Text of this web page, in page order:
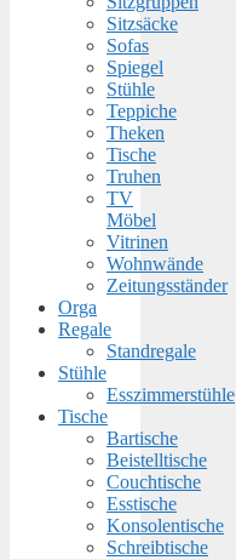
Sitzsäcke
Sofas
Spiegel
Stühle
Teppiche
Theken
Tische
Truhen
TV
Möbel
Vitrinen
Wohnwände
Zeitungsständer
Orga
Regale
Standregale
Stühle
Esszimmerstühle
Tische
Bartische
Beistelltische
Couchtische
Esstische
Konsolentische
Schreibtische